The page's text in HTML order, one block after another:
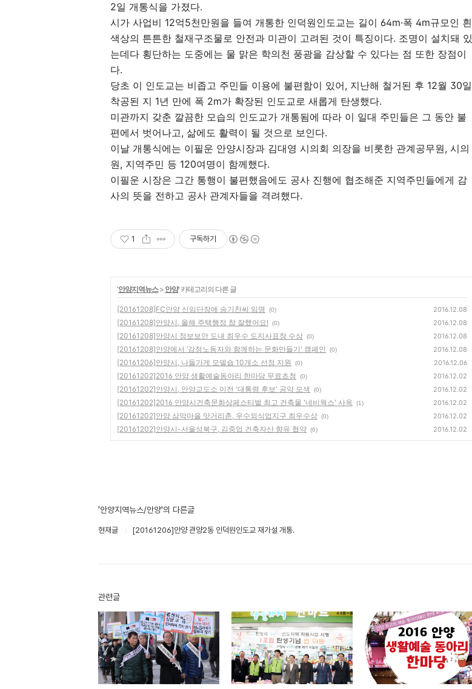
2일 개통식을 가졌다.
시가 사업비 12억5천만원을 들여 개통한 인덕원인도교는 길이 64m·폭 4m규모인 흰
색상의 튼튼한 철재구조물로 안전과 미관이 고려된 것이 특징이다. 조명이 설치돼 있
는데다 횡단하는 도중에는 물 맑은 학의천 풍광을 감상할 수 있다는 점 또한 장점이
다.
당초 이 인도교는 비좁고 주민들 이용에 불편함이 있어, 지난해 철거된 후 12월 30일
착공된 지 1년 만에 폭 2m가 확장된 인도교로 새롭게 탄생했다.
미관까지 갖춘 깔끔한 모습의 인도교가 개통됨에 따라 이 일대 주민들은 그 동안 불
편에서 벗어나고, 삶에도 활력이 될 것으로 보인다.
이날 개통식에는 이필운 안양시장과 김대영 시의회 의장을 비롯한 관계공무원, 시의
원, 지역주민 등 120여명이 함께했다.
이필운 시장은 그간 통행이 불편했음에도 공사 진행에 협조해준 지역주민들에게 감
사의 뜻을 전하고 공사 관계자들을 격려했다.
1 구독하기
'안양지역뉴스> 안양' 카테고리의 다른 글
[20161208]FC안양 신임단장에 송기찬씨 임명 (0) 2016.12.08
[20161208]안양시, 올해 주택행정 참 잘했어요! (0) 2016.12.08
[20161208]안양시 정보보안 도내 최우수 도지사표창 수상 (0) 2016.12.08
[20161208]안양에서 ‘감정노동자와 함께하는 문화만들기' 캠페인 (0) 2016.12.08
[20161206]안양시, 나들가게 모델숍 10개소 선정 지원 (0) 2016.12.06
[20161202]2016 안양 생활예술동아리 한마당 무료초청 (0) 2016.12.02
[20161202]안양시, 안양교도소 이전 '대통령 후보' 공약 모색 (0) 2016.12.02
[20161202]2016 안양시건축문화상페스티벌 최고 건축물 '네비웍스' 사옥 (1) 2016.12.02
[20161202]안양 삼막마을 맛거리촌, 우수외식업지구 최우수상 (0) 2016.12.02
[20161202]안양시-서울성북구, 김중업 건축자산 향유 협약 (6) 2016.12.02
'안양지역뉴스/안양'의 다른글
현재글 [20161206]안양 관양2동 인덕원인도교 재가설 개통.
관련글